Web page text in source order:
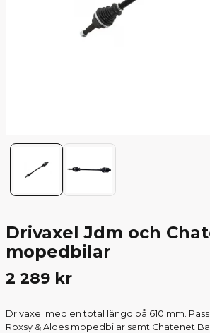
Drivaxel Jdm och
mopedbilar
2 289 kr
Drivaxel med en total längd på 610 mm.
Roxsy & Aloes mopedbilar samt Chatenet